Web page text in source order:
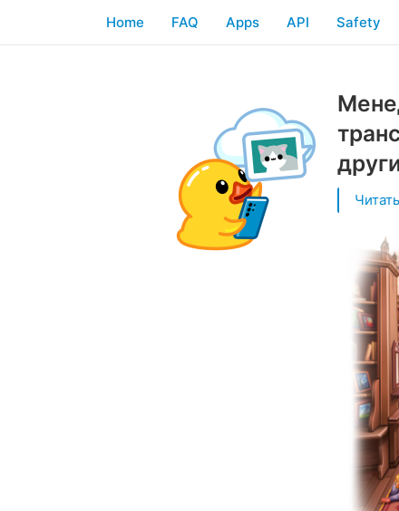
Home FAQ Apps API Safety